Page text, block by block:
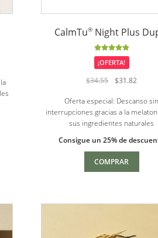
CalmTu®Night Plus
Valorado
con 5.00de
¡OFERTA!
$34.55
El
original
era:
$34.55.
$31.82El
actual
es:
$31.82.
Oferta especial: Descanso sin
interrupciones gracias a la
sus ingredientes naturales
Consigue un 25% de
COMPRAR